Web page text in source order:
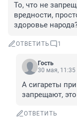
То, что не
вредности,
здоровье
ОТВЕТИТЬ 1
Гость
30 мая, 11:35
А сигареты
запрещают,
ОТВЕТИТЬ